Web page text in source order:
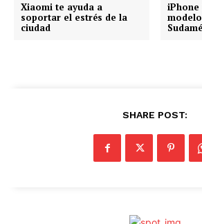
Xiaomi te ayuda a
soportar el estrés de la
ciudad
iPhone
SHARE POST: